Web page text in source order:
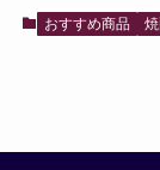
おすすめ商品